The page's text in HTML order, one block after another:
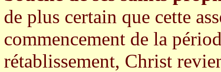
de plus certain que cette
commencement de la
rétablissement, Christ